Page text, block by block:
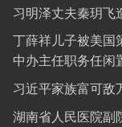
习明泽丈夫秦玥飞
丁薛祥儿子被美国
中办主任职务任闲
习近平家族富可敌
湖南省人民医院副